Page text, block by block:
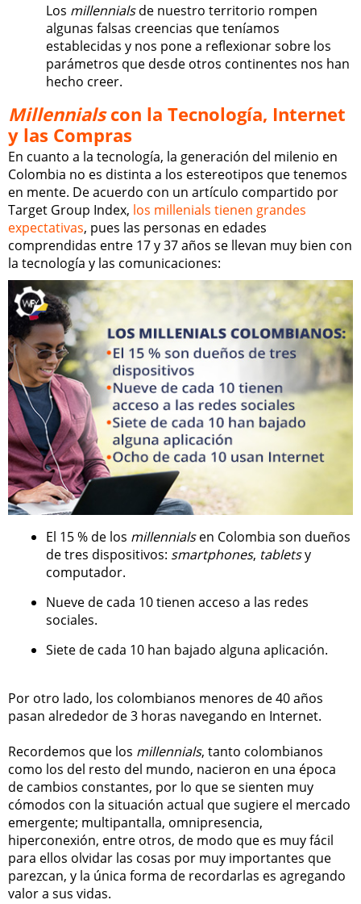
Los millennialsde nuestro territorio rompen
algunas falsas creencias que teníamos
establecidas y nos pone a reflexionar sobre los
parámetros que desde otros continentes nos han
hecho creer.
Millennialscon la Tecnología, Internet
y las Compras
En cuanto a la tecnología, la generación del milenio en
Colombia no es distinta a los estereotipos que tenemos
en mente. De acuerdo con un artículo compartido por
Target Group Index, los millenials tienen grandes
expectativas, pues las personas en edades
comprendidas entre 17 y 37 años se llevan muy bien con
la tecnología y las comunicaciones:
El 15 % de los millennialsen Colombia son dueños
de tres dispositivos: smartphones, tabletsy
computador.
Nueve de cada 10 tienen acceso a las redes
sociales.
Siete de cada 10 han bajado alguna aplicación.
Por otro lado, los colombianos menores de 40 años
pasan alrededor de 3 horas navegando en Internet.
Recordemos que los millennials, tanto colombianos
como los del resto del mundo, nacieron en una época
de cambios constantes, por lo que se sienten muy
cómodos con la situación actual que sugiere el mercado
emergente; multipantalla, omnipresencia,
hiperconexión, entre otros, de modo que es muy fácil
para ellos olvidar las cosas por muy importantes que
parezcan, y la única forma de recordarlas es agregando
valor a sus vidas.